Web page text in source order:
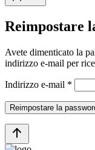
Reimpostare
Avete dimenticato la
indirizzo e-mail per
Indirizzo e-mail *
Reimpostare la